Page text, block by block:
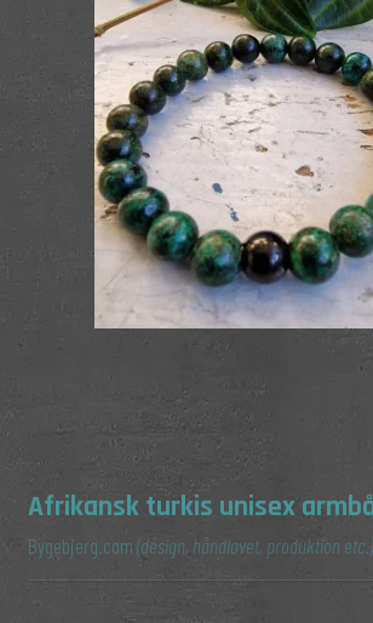
Afrikansk turkis unisex
Bygebjerg.com(design, håndlavet, produktion etc.)